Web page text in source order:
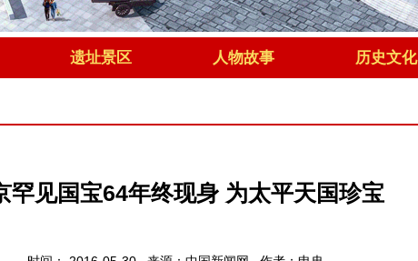
遗址景区 人物故事 历史文化
罕见国宝64年终现身 为太平天国珍宝